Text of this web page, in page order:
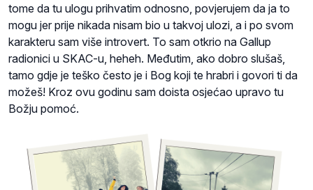
tome da tu ulogu prihvatim odnosno, povjerujem da ja to
mogu jer prije nikada nisam bio u takvoj ulozi, a i po svom
karakteru sam više introvert. To sam otkrio na Gallup
radionici u SKAC-u, heheh. Međutim, ako dobro slušaš,
tamo gdje je teško često je i Bog koji te hrabri i govori ti da
možeš! Kroz ovu godinu sam doista osjećao upravo tu
Božju pomoć.